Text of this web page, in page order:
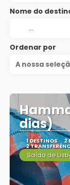
Nome do
Ordenar por
A nossa
dias)
1 DESTINOS 2
2
Saída de